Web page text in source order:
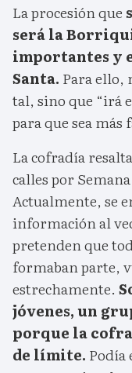
La procesión que
será la
importantes y
Santa. Para ello,
tal, sino que “irá
para que sea más
La cofradía
calles por
Actualmente, se
información al
pretenden que
formaban parte,
estrechamente.
jóvenes, un
porque la
de límite. Podía